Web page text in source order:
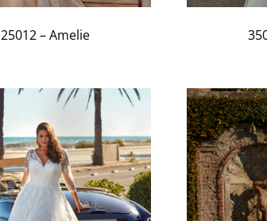
25012 – Amelie